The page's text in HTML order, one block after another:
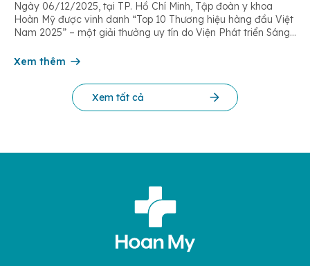
Ngày 06/12/2025, tại TP. Hồ Chí Minh, Tập đoàn y khoa
Hoàn Mỹ được vinh danh “Top 10 Thương hiệu hàng đầu Việt
Nam 2025” – một giải thưởng uy tín do Viện Phát triển Sáng
cứu Phát triển Doanh nghiệp Châu Á […]
Xem thêm
Xem tất cả